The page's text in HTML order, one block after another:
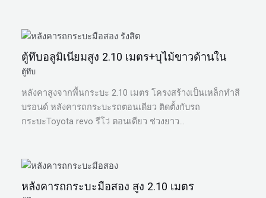
ตู้ทึบอลูมิเนียมสูง 2.10 เมตร+บุไม้ขาวด้านใน
ตู้ทึบ
หลังคาสูงจากพื้นกระบะ 2.10 เมตร โครงสร้างเป็นเหล็กทำสี
บรอนด์ หลังคารถกระบะรถตอนเดียว ติดตั้งกับรถ
กระบะToyota revo รีโว่ ตอนเดียว ช่วงยาว…
หลังคารถกระบะมือสอง สูง 2.10 เมตร